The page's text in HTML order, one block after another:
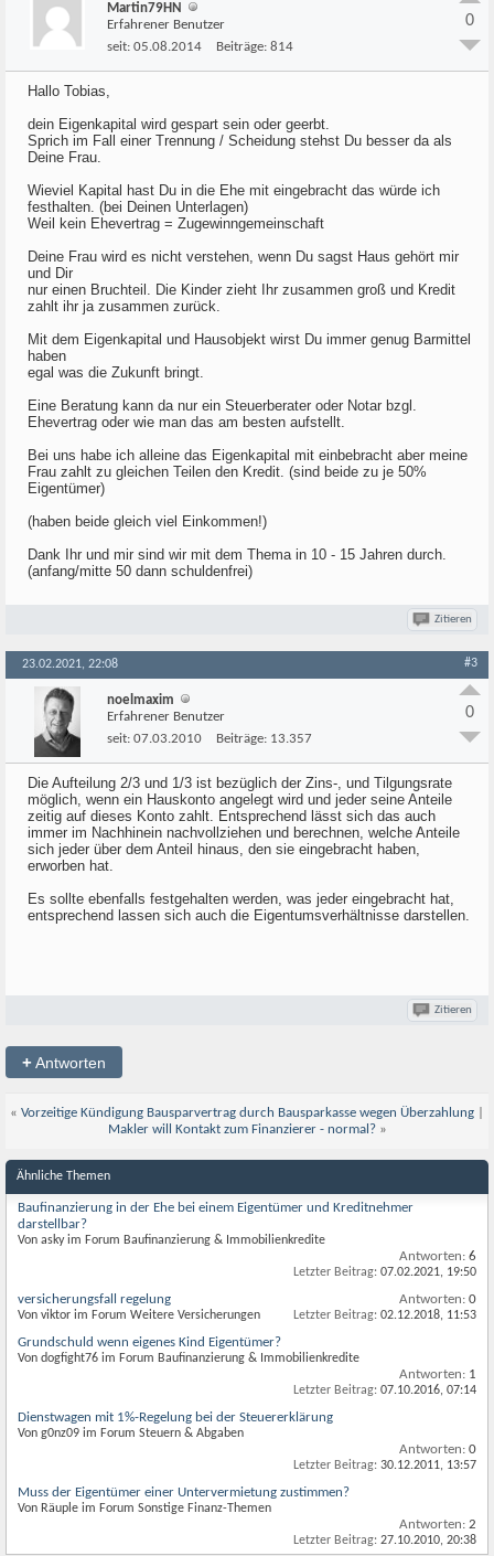
Martin79HN
Erfahrener Benutzer
seit: 05.08.2014 Beiträge: 814
0
Hallo Tobias,
dein Eigenkapital wird gespart sein oder geerbt.
Sprich im Fall einer Trennung / Scheidung stehst Du besser da als
Deine Frau.
Wieviel Kapital hast Du in die Ehe mit eingebracht das würde ich
festhalten. (bei Deinen Unterlagen)
Weil kein Ehevertrag = Zugewinngemeinschaft
Deine Frau wird es nicht verstehen, wenn Du sagst Haus gehört mir
und Dir
nur einen Bruchteil. Die Kinder zieht Ihr zusammen groß und Kredit
zahlt ihr ja zusammen zurück.
Mit dem Eigenkapital und Hausobjekt wirst Du immer genug Barmittel
haben
egal was die Zukunft bringt.
Eine Beratung kann da nur ein Steuerberater oder Notar bzgl.
Ehevertrag oder wie man das am besten aufstellt.
Bei uns habe ich alleine das Eigenkapital mit einbebracht aber meine
Frau zahlt zu gleichen Teilen den Kredit. (sind beide zu je 50%
Eigentümer)
(haben beide gleich viel Einkommen!)
Dank Ihr und mir sind wir mit dem Thema in 10 - 15 Jahren durch.
(anfang/mitte 50 dann schuldenfrei)
Zitieren
23.02.2021, 22:08 #3
noelmaxim
Erfahrener Benutzer
seit: 07.03.2010 Beiträge: 13.357
0
Die Aufteilung 2/3 und 1/3 ist bezüglich der Zins-, und Tilgungsrate
möglich, wenn ein Hauskonto angelegt wird und jeder seine Anteile
zeitig auf dieses Konto zahlt. Entsprechend lässt sich das auch
immer im Nachhinein nachvollziehen und berechnen, welche Anteile
sich jeder über dem Anteil hinaus, den sie eingebracht haben,
erworben hat.
Es sollte ebenfalls festgehalten werden, was jeder eingebracht hat,
entsprechend lassen sich auch die Eigentumsverhältnisse darstellen.
Zitieren
+Antworten
« Vorzeitige Kündigung Bausparvertrag durch Bausparkasse wegen Überzahlung
Makler will Kontakt zum Finanzierer - normal? »
Ähnliche Themen
Baufinanzierung in der Ehe bei einem Eigentümer und Kreditnehmer
darstellbar?
Von asky im Forum Baufinanzierung & Immobilienkredite
Antworten: 6
Letzter Beitrag: 07.02.2021, 19:50
versicherungsfall regelung
Von viktor im Forum Weitere Versicherungen
Antworten: 0
Letzter Beitrag: 02.12.2018, 11:53
Grundschuld wenn eigenes Kind Eigentümer?
Von dogfight76 im Forum Baufinanzierung & Immobilienkredite
Antworten: 1
Letzter Beitrag: 07.10.2016, 07:14
Dienstwagen mit 1%-Regelung bei der Steuererklärung
Von g0nz09 im Forum Steuern & Abgaben
Antworten: 0
Letzter Beitrag: 30.12.2011, 13:57
Muss der Eigentümer einer Untervermietung zustimmen?
Von Räuple im Forum Sonstige Finanz-Themen
Antworten: 2
Letzter Beitrag: 27.10.2010, 20:38